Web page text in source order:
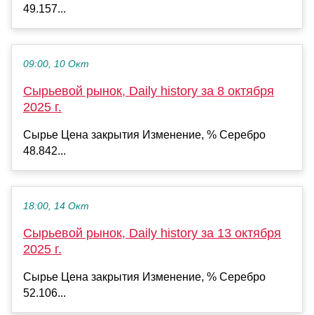
49.157...
09:00, 10 Окт
Сырьевой рынок, Daily history за 8 октября
2025 г.
Сырье Цена закрытия Изменение, % Серебро
48.842...
18:00, 14 Окт
Сырьевой рынок, Daily history за 13 октября
2025 г.
Сырье Цена закрытия Изменение, % Серебро
52.106...